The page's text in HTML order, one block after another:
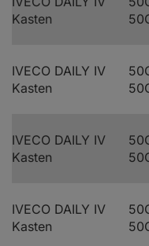
Kasten
IVECO DAILY IV
Kasten
IVECO DAILY IV
Kasten
IVECO DAILY IV
Kasten